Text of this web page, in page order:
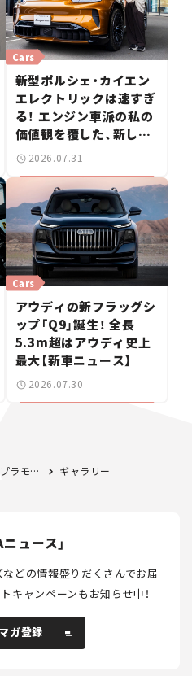
新型ポルシェ・カイエン
エレクトリックは速すぎ
る！ エンジン車派の私の
価値観を覆した、新しい
ポルシェの走り。
Cars
2026.07.31
アウディの新フラッグシ
ップ「Q9」誕生！ 全長
5.3m超はアウディ史上
最大【新車ニュース】
Cars
2026.07.30
感たっぷりに表現【クルマとホビー】 ギャラリー
ュース」
どの情報盛りだくさんでお届
キャンペーンもお知らせ中！
ガ登録